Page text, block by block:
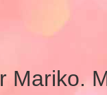
Mariko.